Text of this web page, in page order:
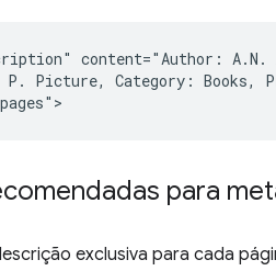
content="Author: A.N.
P. Picture, Category: Books,
para
exclusiva para cada